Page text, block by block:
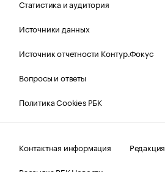
Статистика и аудитория
Источники данных
Источник отчетности Контур.Фокус
Вопросы и ответы
Политика Cookies РБК
Контактная информация
Редакция